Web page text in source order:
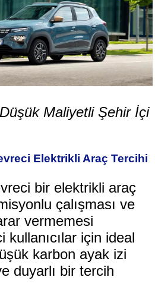
Maliyetli Şehir İçi
Elektrikli Araç Tercihi
bir elektrikli araç
çalışması ve
vermemesi
kullanıcılar için ideal
karbon ayak izi
duyarlı bir tercih